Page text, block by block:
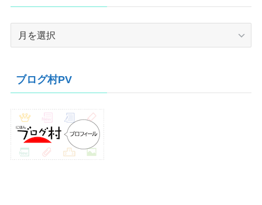
ブ
ブログ村PV